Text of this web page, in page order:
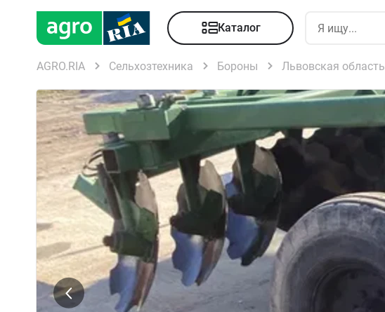
Каталог
AGRO.RIA Сельхозтехника Бороны Львовская область